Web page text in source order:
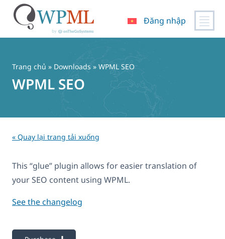
Đăng nhập
Trang chủ » Downloads » WPML SEO
WPML SEO
« Quay lại trang tải xuống
This “glue” plugin allows for easier translation of
your SEO content using WPML.
See the changelog